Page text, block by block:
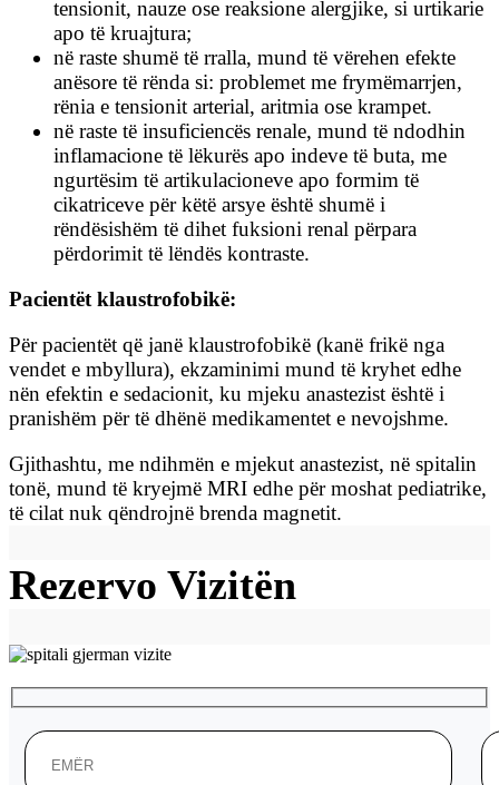
tensionit, nauze ose reaksione alergjike, si urtikarie
apo të kruajtura;
në raste shumë të rralla, mund të vërehen efekte
anësore të rënda si: problemet me frymëmarrjen,
rënia e tensionit arterial, aritmia ose krampet.
në raste të insuficiencës renale, mund të ndodhin
inflamacione të lëkurës apo indeve të buta, me
ngurtësim të artikulacioneve apo formim të
cikatriceve për këtë arsye është shumë i
rëndësishëm të dihet fuksioni renal përpara
përdorimit të lëndës kontraste.
Pacientët klaustrofobikë:
Për pacientët që janë klaustrofobikë (kanë frikë nga
vendet e mbyllura), ekzaminimi mund të kryhet edhe
nën efektin e sedacionit, ku mjeku anastezist është i
pranishëm për të dhënë medikamentet e nevojshme.
Gjithashtu, me ndihmën e mjekut anastezist, në spitalin
tonë, mund të kryejmë MRI edhe për moshat pediatrike,
të cilat nuk qëndrojnë brenda magnetit.
Rezervo Vizitën